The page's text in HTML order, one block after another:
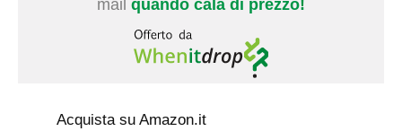
mail quando cala di prezzo!
Acquista su Amazon.it